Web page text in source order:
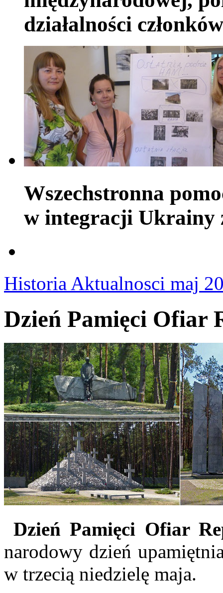
działalności
Wszechstronna
w integracji Ukrainy
Historia Aktualnosci maj
Dzień Pamięci Ofiar
Dzień Pamięci Ofiar
narodowy dzień
w trzecią niedzielę maja.